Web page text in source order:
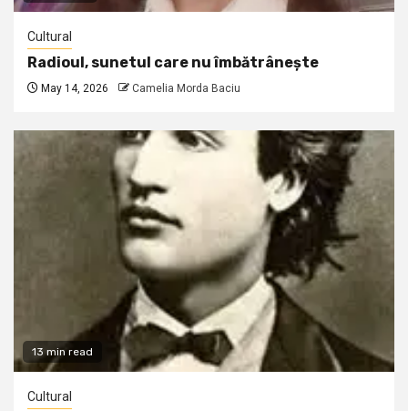
Cultural
Radioul, sunetul care nu îmbătrânește
May 14, 2026 Camelia Morda Baciu
13 min read
Cultural